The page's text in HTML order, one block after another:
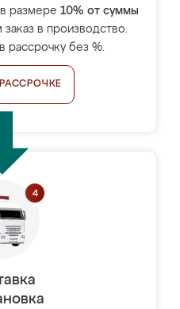
размере 10% от суммы
в производство.
рассрочку без %.